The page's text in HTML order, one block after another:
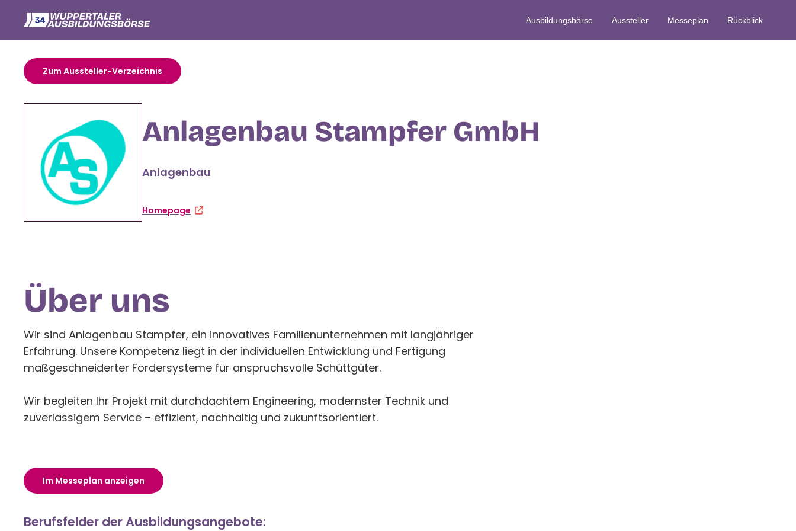
Ausbildungsbörse Aussteller Messeplan Rückblick
Zum Aussteller-Verzeichnis
Anlagenbau Stampfer GmbH
Anlagenbau
Homepage
‍Über uns
Wir sind Anlagenbau Stampfer, ein innovatives Familienunternehmen mit langjähriger
Erfahrung. Unsere Kompetenz liegt in der individuellen Entwicklung und Fertigung
maßgeschneiderter Fördersysteme für anspruchsvolle Schüttgüter.
Wir begleiten Ihr Projekt mit durchdachtem Engineering, modernster Technik und
zuverlässigem Service – effizient, nachhaltig und zukunftsorientiert.
Im Messeplan anzeigen
Berufsfelder der Ausbildungsangebote: